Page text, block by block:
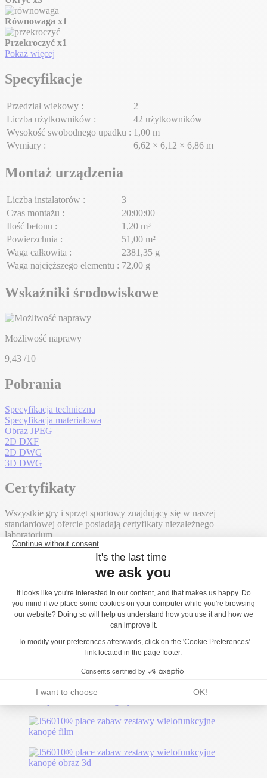
Równowaga x1
Przekroczyć x1
Pokaż więcej
Specyfikacje
Przedział wiekowy :
2+
Liczba użytkowników :
42 użytkowników
Wysokość swobodnego upadku : 1,00 m
Wymiary :
6,62 × 6,12 × 6,86 m
Montaż urządzenia
Liczba instalatorów :
3
Czas montażu :
20:00:00
Ilość betonu :
1,20 m³
Powierzchnia :
51,00 m²
Waga całkowita :
2381,35 g
Waga najcięższego elementu : 72,00 g
Wskaźniki środowiskowe
Możliwość naprawy
9,43 /10
Pobrania
Specyfikacja techniczna
Specyfikacja materiałowa
Obraz JPEG
2D DXF
2D DWG
3D DWG
Certyfikaty
Wszystkie gry i sprzęt sportowy znajdujący się w naszej
standardowej ofercie posiadają certyfikaty niezależnego
laboratorium.